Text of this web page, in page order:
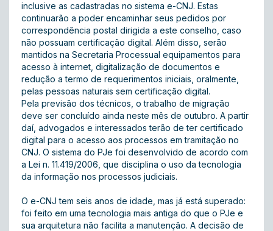
inclusive as cadastradas no sistema e-CNJ. Estas
continuarão a poder encaminhar seus pedidos por
correspondência postal dirigida a este conselho, caso
não possuam certificação digital. Além disso, serão
mantidos na Secretaria Processual equipamentos para
acesso à internet, digitalização de documentos e
redução a termo de requerimentos iniciais, oralmente,
pelas pessoas naturais sem certificação digital.
Pela previsão dos técnicos, o trabalho de migração
deve ser concluído ainda neste mês de outubro. A partir
daí, advogados e interessados terão de ter certificado
digital para o acesso aos processos em tramitação no
CNJ. O sistema do PJe foi desenvolvido de acordo com
a Lei n. 11.419/2006, que disciplina o uso da tecnologia
da informação nos processos judiciais.
O e-CNJ tem seis anos de idade, mas já está superado:
foi feito em uma tecnologia mais antiga do que o PJe e
sua arquitetura não facilita a manutenção. A decisão de